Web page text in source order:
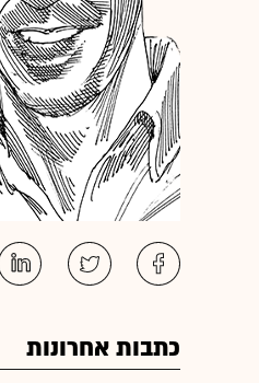
כתבות אחרונות